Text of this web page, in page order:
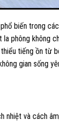
biến trong
la phông không
tiếng ồn từ
gian sống
nhiệt và cách